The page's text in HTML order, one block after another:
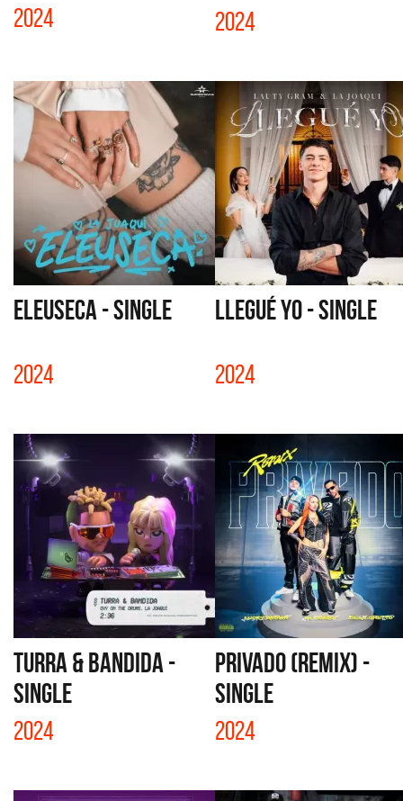
2024 2024
ELEUSECA - SINGLE
2024
LLEGUÉ YO - SINGLE
2024
TURRA & BANDIDA -
SINGLE
2024
PRIVADO (REMIX) -
SINGLE
2024